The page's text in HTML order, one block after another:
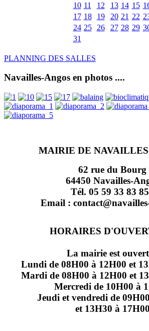
10 11 12 13 14 15
17 18 19 20 21 22
24 25 26 27 28 29
31
PLANNING DES SALLES
Navailles-Angos en photos ....
MAIRIE DE
62 rue du Bourg
64450 Navailles-
Tél. 05 59 33 83 85
Email :
HORAIRES
La mairie est
Lundi de 08H00 à 12H00 et
Mardi de 08H00 à 12H00 et
Mercredi de 10H00 à
Jeudi et vendredi de
et 13H30 à 17H00